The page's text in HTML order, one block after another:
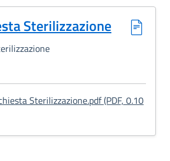
Sterilizzazione
Sterilizzazione.pdf (PDF, 0.10
Sterilizzazione